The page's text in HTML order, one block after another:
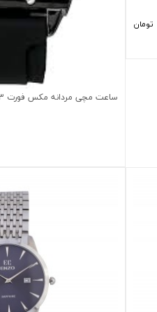
تومان
ساعت مچی مردانه مکس فورت MX-9463